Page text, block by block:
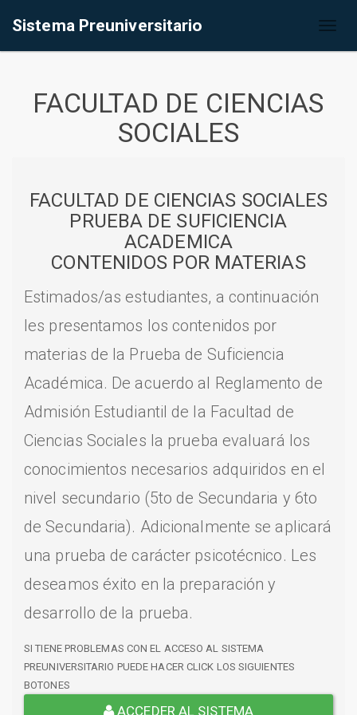
Sistema Preuniversitario
FACULTAD DE CIENCIAS
SOCIALES
FACULTAD DE CIENCIAS SOCIALES
PRUEBA DE SUFICIENCIA
ACADEMICA
CONTENIDOS POR MATERIAS
Estimados/as estudiantes, a continuación
les presentamos los contenidos por
materias de la Prueba de Suficiencia
Académica. De acuerdo al Reglamento de
Admisión Estudiantil de la Facultad de
Ciencias Sociales la prueba evaluará los
conocimientos necesarios adquiridos en el
nivel secundario (5to de Secundaria y 6to
de Secundaria). Adicionalmente se aplicará
una prueba de carácter psicotécnico. Les
deseamos éxito en la preparación y
desarrollo de la prueba.
SI TIENE PROBLEMAS CON EL ACCESO AL SISTEMA
PREUNIVERSITARIO PUEDE HACER CLICK LOS SIGUIENTES
BOTONES
ACCEDER AL SISTEMA